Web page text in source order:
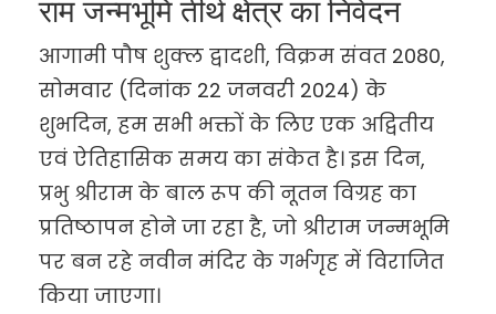
राम जन्मभूमि तीर्थ क्षेत्र का निवेदन
आगामी पौष शुक्ल द्वादशी, विक्रम संवत 2080,
सोमवार (दिनांक 22 जनवरी 2024) के
शुभदिन, हम सभी भक्तों के लिए एक अद्वितीय
एवं ऐतिहासिक समय का संकेत है। इस दिन,
प्रभु श्रीराम के बाल रूप की नूतन विग्रह का
प्रतिष्ठापन होने जा रहा है, जो श्रीराम जन्मभूमि
पर बन रहे नवीन मंदिर के गर्भगृह में विराजित
किया जाएगा।